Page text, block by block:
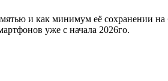
и как минимум её сохранении
уже с начала 2026го.